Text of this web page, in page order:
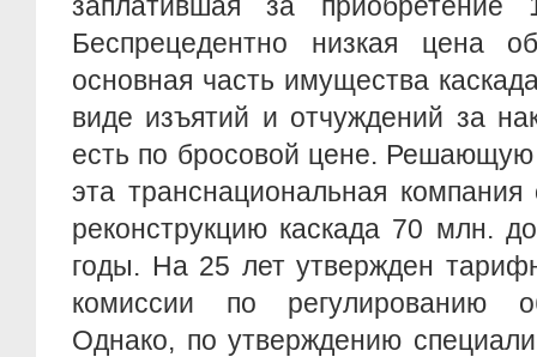
Беспрецедентно низкая цена
основная часть имущества
виде изъятий и отчуждений за
есть по бросовой цене. Решающую
эта транснациональная
реконструкцию каскада 70 млн.
годы. На 25 лет утвержден
комиссии по регулированию
Однако, по утверждению